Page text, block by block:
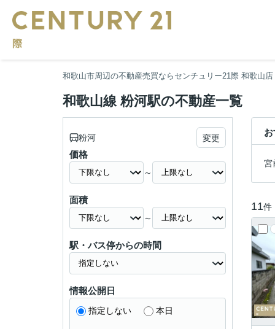
和歌山市周辺の不動産売買ならセンチュリー21際 和歌山店
和歌山線 粉河駅の不動産一覧
宮
11件
粉河 変更
価格
～
面積
～
駅・バス停からの時間
情報公開日
指定しない 本日